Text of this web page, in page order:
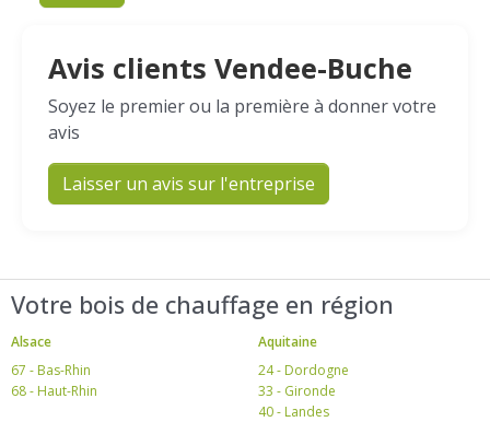
Avis clients Vendee-Buche
Soyez le premier ou la première à donner votre
avis
Laisser un avis sur l'entreprise
Votre bois de chauffage en région
Alsace
67 - Bas-Rhin
68 - Haut-Rhin
Aquitaine
24 - Dordogne
33 - Gironde
40 - Landes